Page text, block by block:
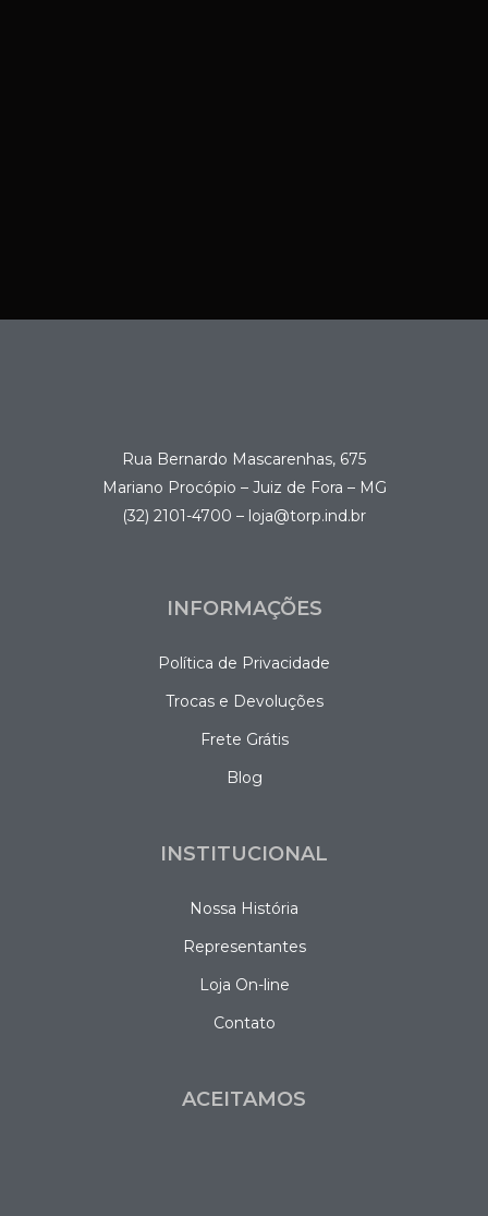
Rua Bernardo Mascarenhas, 675
Mariano Procópio – Juiz de Fora – MG
(32) 2101-4700 – loja@torp.ind.br
INFORMAÇÕES
Política de Privacidade
Trocas e Devoluções
Frete Grátis
Blog
INSTITUCIONAL
Nossa História
Representantes
Loja On-line
Contato
ACEITAMOS